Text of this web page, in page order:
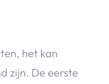
het kan
zijn. De eerste